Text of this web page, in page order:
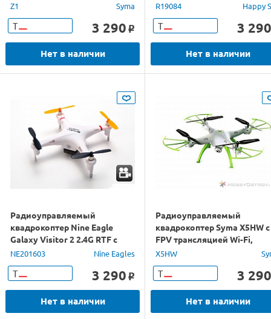
Z1 Syma
Т 3 290 o
Нет в наличии
R19084 Happy
Т 3 290
Нет в наличии
Радиоуправляемый
квадрокоптер Nine Eagle
Galaxy Visitor 2 2.4G RTF с
камерой (белый)
NE201603 Nine Eagles
Т 3 290 o
Нет в наличии
Радиоуправляемый
квадрокоптер Syma X5HW с
FPV трансляцией Wi-Fi,
барометр 2.4G RTF
X5HW
Т 3 290
Нет в наличии